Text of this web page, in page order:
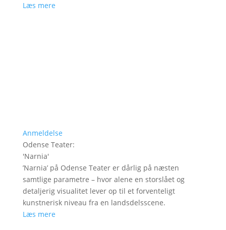
Læs mere
Anmeldelse
Odense Teater:
'Narnia'
’Narnia’ på Odense Teater er dårlig på næsten
samtlige parametre – hvor alene en storslået og
detaljerig visualitet lever op til et forventeligt
kunstnerisk niveau fra en landsdelsscene.
Læs mere